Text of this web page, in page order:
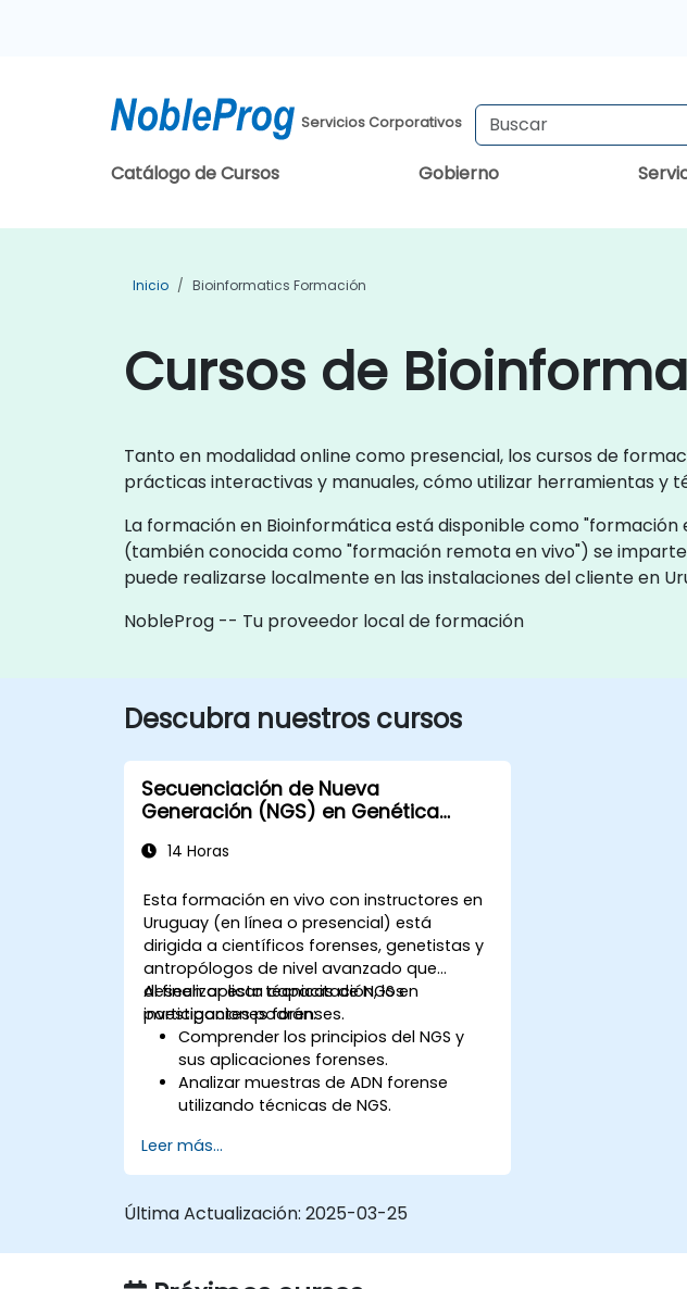
Servicios Corporativos
Catálogo de Cursos Gobierno
Inicio Bioinformatics Formación
Cursos de
Tanto en modalidad online como presencial, los cursos de
prácticas interactivas y manuales, cómo utilizar herramientas
La formación en Bioinformática está disponible como
(también conocida como "formación remota en vivo") se
puede realizarse localmente en las instalaciones del cliente en
NobleProg -- Tu proveedor local de formación
Descubra nuestros cursos
Secuenciación de Nueva
Generación (NGS) en Genética
14 Horas
Esta formación en vivo con instructores en
Uruguay (en línea o presencial) está
dirigida a científicos forenses, genetistas y
antropólogos de nivel avanzado que
deseen aplicar técnicas de NGS en
investigaciones forenses.
Al finalizar esta capacitación, los
participantes podrán:
Comprender los principios del NGS y
sus aplicaciones forenses.
Analizar muestras de ADN forense
utilizando técnicas de NGS.
identificación humana y la
determinación del linaje ancestral.
degradadas y complejas.
Leer más...
Última Actualización: 2025-03-25